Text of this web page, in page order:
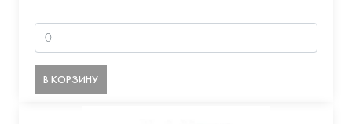
В КОРЗИНУ